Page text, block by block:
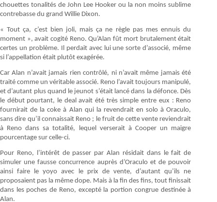
chouettes tonalités de John Lee Hooker ou la non moins sublime
contrebasse du grand Willie Dixon.
« Tout ça, c’est bien joli, mais ça ne règle pas mes ennuis du
moment », avait cogité Reno. Qu’Alan fût mort brutalement était
certes un problème. Il perdait avec lui une sorte d’associé, même
si l’appellation était plutôt exagérée.
Car Alan n’avait jamais rien contrôlé, ni n’avait même jamais été
traité comme un véritable associé. Reno l’avait toujours manipulé,
et d’autant plus quand le jeunot s’était lancé dans la défonce. Dès
le début pourtant, le deal avait été très simple entre eux : Reno
fournirait de la coke à Alan qui la revendrait en solo à Oraculo,
sans dire qu’il connaissait Reno ; le fruit de cette vente reviendrait
à Reno dans sa totalité, lequel verserait à Cooper un maigre
pourcentage sur celle-ci.
Pour Reno, l’intérêt de passer par Alan résidait dans le fait de
simuler une fausse concurrence auprès d’Oraculo et de pouvoir
ainsi faire le yoyo avec le prix de vente, d’autant qu’ils ne
proposaient pas la même dope. Mais à la fin des fins, tout finissait
dans les poches de Reno, excepté la portion congrue destinée à
Alan.